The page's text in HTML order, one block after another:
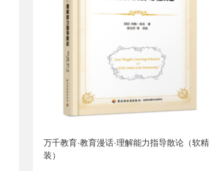
万千教育·教育漫话·理解能力指导散论（软精
装）